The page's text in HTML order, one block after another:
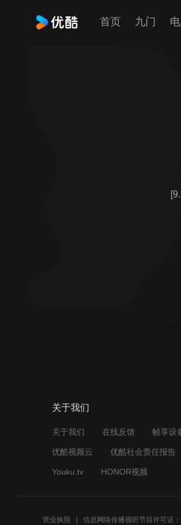
首页 九门
关于我们
关于我们 在线反馈 帧享设
优酷视频云 优酷社会责任报告
Youku.tv HONOR视频
营业执照 信息网络传播视听节目许可证